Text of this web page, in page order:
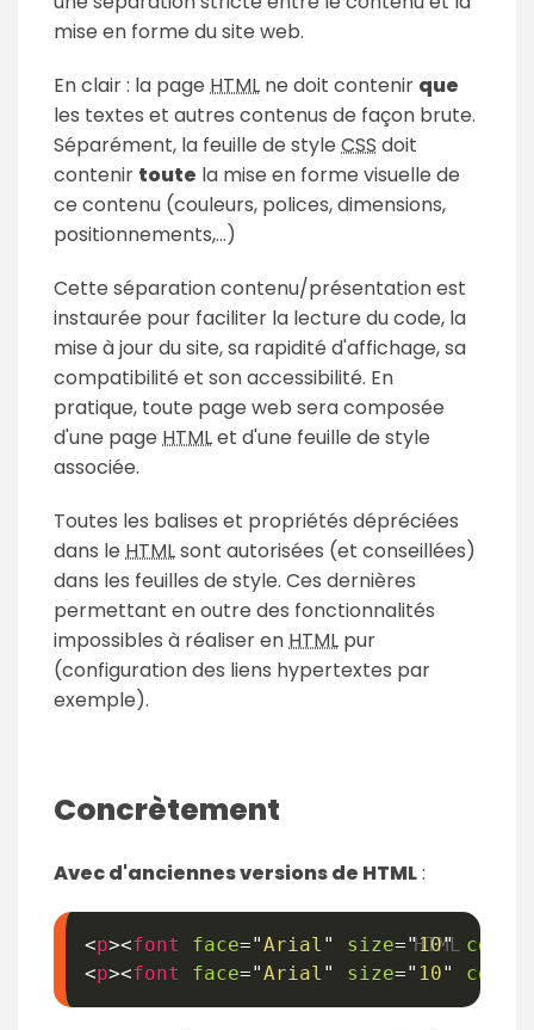
mise en forme du site web.
En clair : la page HTML ne doit contenir que
les textes et autres contenus de façon brute.
Séparément, la feuille de style CSS doit
contenir toute la mise en forme visuelle de
ce contenu (couleurs, polices, dimensions,
positionnements,...)
Cette séparation contenu/présentation est
instaurée pour faciliter la lecture du code, la
mise à jour du site, sa rapidité d'affichage, sa
compatibilité et son accessibilité. En
pratique, toute page web sera composée
d'une page HTMLet d'une feuille de style
associée.
Toutes les balises et propriétés dépréciées
dans le HTMLsont autorisées (et conseillées)
dans les feuilles de style. Ces dernières
permettant en outre des fonctionnalités
impossibles à réaliser enHTML pur
(configuration des liens hypertextes par
exemple).
Concrètement
Avec d'anciennes versions de HTML:
<p><font face="Arial " size="10" color
<p><font face="Arial " size=" 10" color